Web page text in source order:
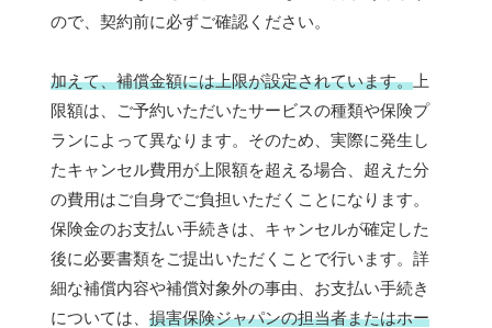
ので、契約前に必ずご確認ください。
加えて、補償金額には上限が設定されています。 上
限額は、ご予約いただいたサービスの種類や保険プ
ランによって異なります。そのため、実際に発生し
たキャンセル費用が上限額を超える場合、超えた分
の費用はご自身でご負担いただくことになります。
保険金のお支払い手続きは、キャンセルが確定した
後に必要書類をご提出いただくことで行います。詳
細な補償内容や補償対象外の事由、お支払い手続き
については、 損害保険ジャパンの担当者またはホー